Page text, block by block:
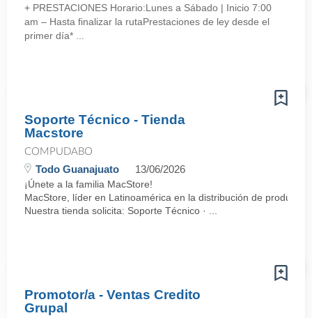
+ PRESTACIONES Horario:Lunes a Sábado | Inicio 7:00
am – Hasta finalizar la rutaPrestaciones de ley desde el
primer día* ...
Soporte Técnico - Tienda
Macstore
COMPUDABO
Todo Guanajuato 13/06/2026
¡Únete a la familia MacStore!
MacStore, líder en Latinoamérica en la distribución de
Nuestra tienda solicita: Soporte Técnico · ...
Promotor/a - Ventas Credito
Grupal